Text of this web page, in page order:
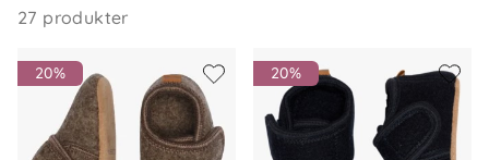
27 produkter
20% 20%